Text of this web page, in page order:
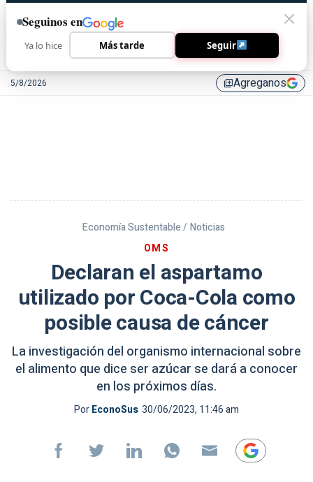
5/8/2026 library_addAgreganos
Economía Sustentable / Noticias
OMS
Declaran el aspartamo
utilizado por Coca-Cola como
posible causa de cáncer
La investigación del organismo internacional sobre
el alimento que dice ser azúcar se dará a conocer
en los próximos días.
PorEconoSus 30/06/2023, 11:46 am
Seguinos en
Ya lo hice Más tarde Seguir